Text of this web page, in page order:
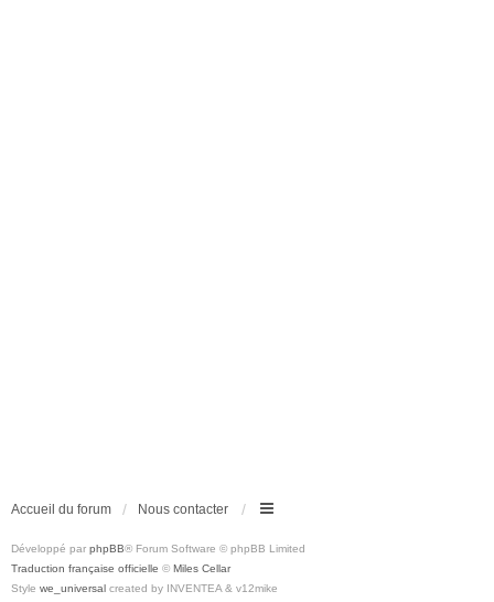
Accueil du forum Nous contacter
Développé par phpBB® Forum Software © phpBB Limited
Traduction française officielle © Miles Cellar
Style we_universal created by INVENTEA & v12mike